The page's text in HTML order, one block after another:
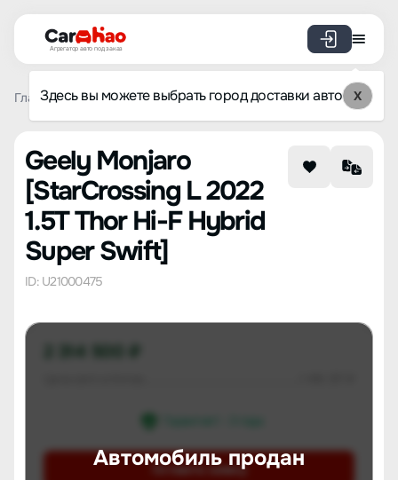
Агрегатор авто под заказ
Здесь вы можете выбрать город доставки авто X
Главная Список брендов Geely Monjaro
Geely Monjaro
[StarCrossing L 2022
1.5T Thor Hi-F Hybrid
Super Swift]
ID: U21000475
Автомобиль продан
Оставить заявку